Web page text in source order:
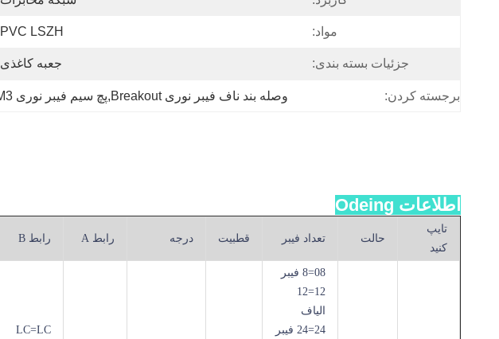
مواد: PVC LSZH
جزئیات بسته بندی: جعبه کاغذی
برجسته کردن: وصله بند ناف فیبر نوری Breakout,پچ سیم فیبر نوری OM3,50/125 OM3 سیم پیچ
اطلاعات Odeing
تایپ
کنید
حالت تعداد فیبر قطبیت درجه رابط A رابط B
08=8 فیبر
12=12
الیاف
24=24 فیبر
LC=LC